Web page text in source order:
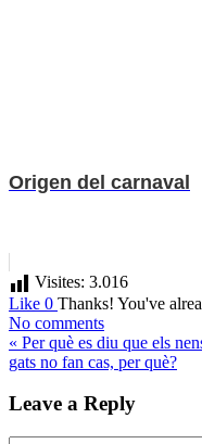
Origen del carnaval
Visites: 3.016
Like 0 Thanks! You've
No comments
« Per què es diu que els
gats no fan cas, per què?
Leave a Reply